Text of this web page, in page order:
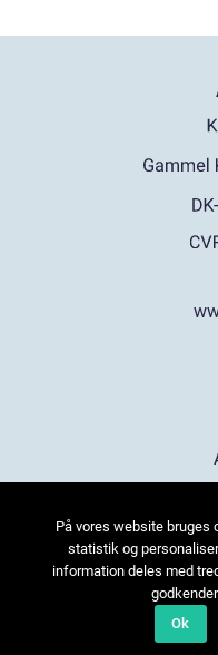
På vores website bruges
statistik og
information deles med
Ok